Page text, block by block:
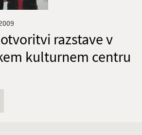
razstave v
kulturnem centru